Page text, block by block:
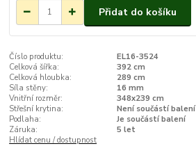
Přidat do košíku
Číslo produktu:
EL16-3524
Celková šířka:
392 cm
Celková hloubka:
289 cm
Síla stěny:
16 mm
Vnitřní rozměr:
348x239 cm
Střešní krytina:
Není součástí balení
Podlaha:
Je součástí balení
Záruka:
5 let
Hlídat cenu / dostupnost